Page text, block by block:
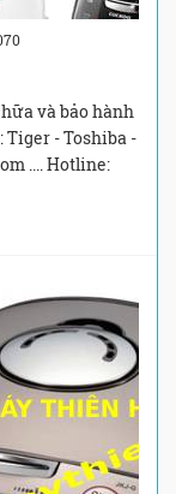
và bảo hành
- Toshiba -
.... Hotline: